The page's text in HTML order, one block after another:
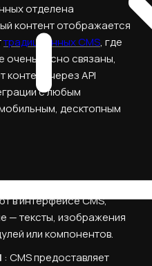
отделена
контент отображается
традиционных CMS, где
очень тесно связаны,
контент через API
с любым
десктопным
контента: контент-
в интерфейсе CMS,
— тексты, изображения
или компонентов.
: CMS предоставляет